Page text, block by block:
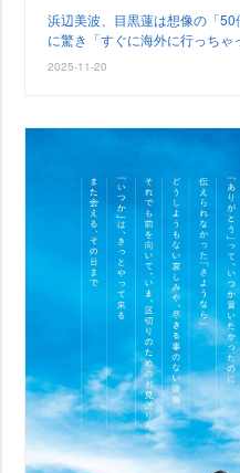
浜辺美波、目黒蓮は想像の「
に驚き「すぐに海外に行っちゃ
2025-11-20